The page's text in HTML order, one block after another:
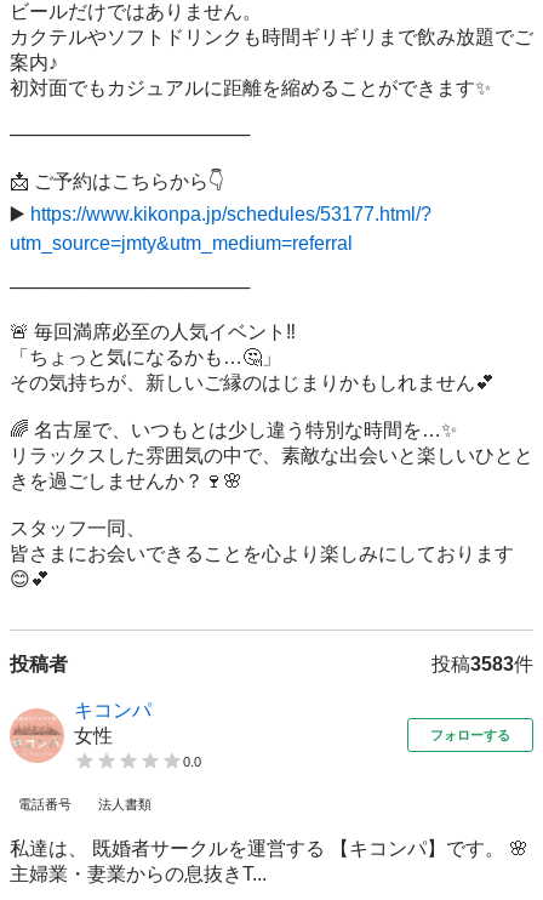
ビールだけではありません。
カクテルやソフトドリンクも時間ギリギリまで飲み放題でご
案内♪
初対面でもカジュアルに距離を縮めることができます✨
──────────────────
📩 ご予約はこちらから👇
▶️ https://www.kikonpa.jp/schedules/53177.html/?
utm_source=jmty&utm_medium=referral
──────────────────
🚨 毎回満席必至の人気イベント‼️
「ちょっと気になるかも…🤔」
その気持ちが、新しいご縁のはじまりかもしれません💕
🌈 名古屋で、いつもとは少し違う特別な時間を…✨
リラックスした雰囲気の中で、素敵な出会いと楽しいひとと
きを過ごしませんか？🍷🌸
スタッフ一同、
皆さまにお会いできることを心より楽しみにしております
😊💕
投稿者 投稿3583件
キコンパ
女性
0.0
フォローする
電話番号 法人書類
私達は、 既婚者サークルを運営する 【キコンパ】です。 🌸
主婦業・妻業からの息抜きT...